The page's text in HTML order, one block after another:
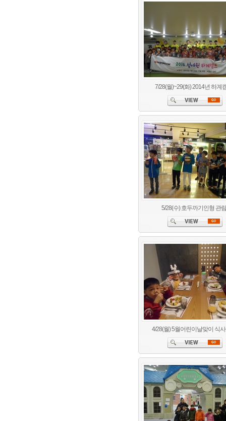
7/28(월)~29(화) 2014년 하계
5/28(수) 호두까기인형 관
4/28(월) 5월어린이날맞이 식